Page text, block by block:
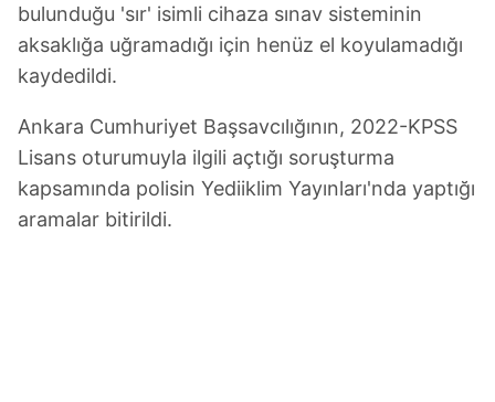
bulunduğu 'sır' isimli cihaza sınav sisteminin
aksaklığa uğramadığı için henüz el koyulamadığı
kaydedildi.
Ankara Cumhuriyet Başsavcılığının, 2022-KPSS
Lisans oturumuyla ilgili açtığı soruşturma
kapsamında polisin Yediiklim Yayınları'nda yaptığı
aramalar bitirildi.